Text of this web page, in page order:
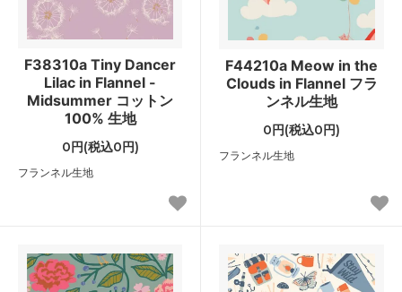
F38310a Tiny Dancer
Lilac in Flannel -
Midsummer コットン
100% 生地
0円(税込0円)
フランネル生地
F44210a Meow in the
Clouds in Flannel フラ
ンネル生地
0円(税込0円)
フランネル生地